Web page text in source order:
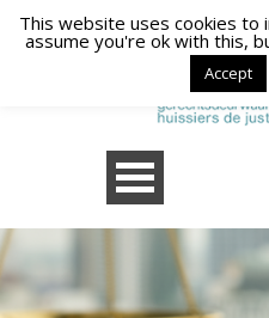
This website uses cookies to
assume you're ok with this,
Accept